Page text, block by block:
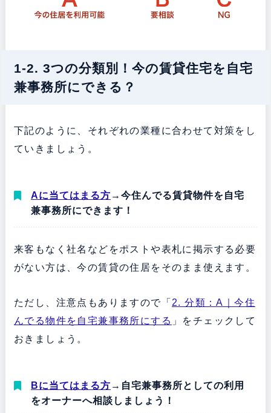
1-2. 3つの分類別！今の賃貸住宅を自宅
兼事務所にできる？
下記のように、それぞれの業種に合わせて対策をし
ていきましょう。
Aに当てはまる方 →今住んでる賃貸物件を自宅
兼事務所にできます！
来客もなく社名などをポストや表札に掲示する必要
がない方は、今の賃貸の住居をそのまま使えます。
ただし、注意点もありますので「 2. 分類：A｜今住
んでる物件を自宅兼事務所にする 」をチェックして
おきましょう。
Bに当てはまる方 →自宅兼事務所としての利用
をオーナーへ相談しましょう！